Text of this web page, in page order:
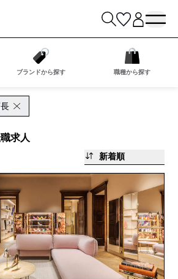
ブランドから探す 職種から探す
求人
新着順